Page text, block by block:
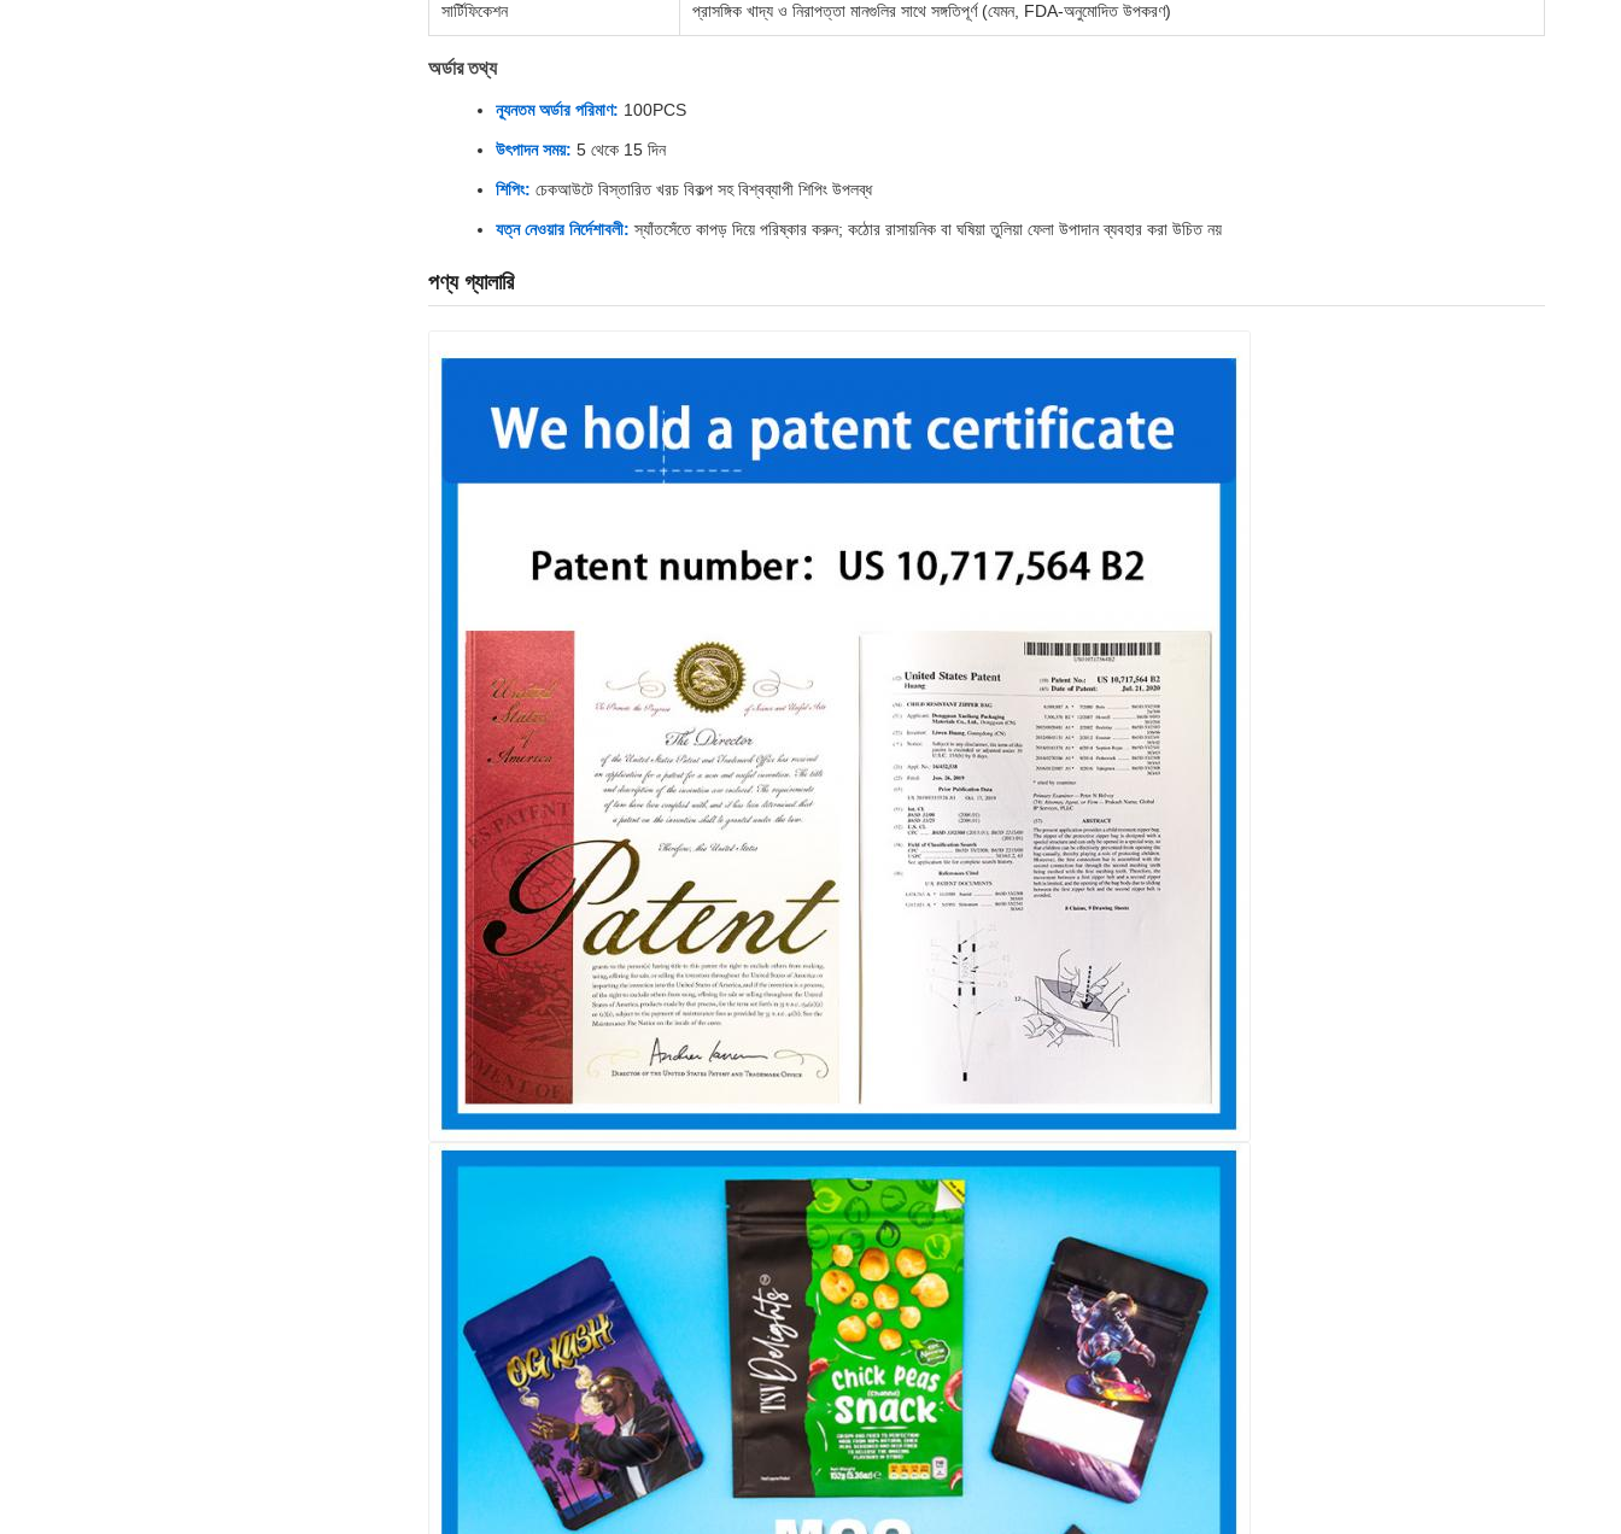
সার্টিফিকেশন প্রাসঙ্গিক খাদ্য ও নিরাপত্তা মানগুলির সাথে সঙ্গতিপূর্ণ (যেমন, FDA-অনুমোদিত উপকরণ)
অর্ডার তথ্য
ন্যূনতম অর্ডার পরিমাণ: 100PCS
উৎপাদন সময়: 5 থেকে 15 দিন
শিপিং: চেকআউটে বিস্তারিত খরচ বিকল্প সহ বিশ্বব্যাপী শিপিং উপলব্ধ
যত্ন নেওয়ার নির্দেশাবলী: স্যাঁতসেঁতে কাপড় দিয়ে পরিষ্কার করুন; কঠোর রাসায়নিক বা ঘষিয়া তুলিয়া ফেলা উপাদান ব্যবহার করা উচিত নয়
পণ্য গ্যালারি